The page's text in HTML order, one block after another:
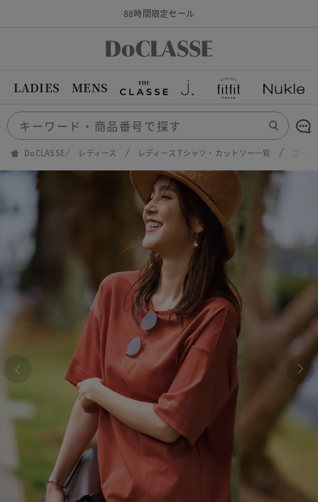
88時間限定セール
LADIES MENS
DoCLASSE レディース レディース Tシャツ・カットソー一覧 コッ